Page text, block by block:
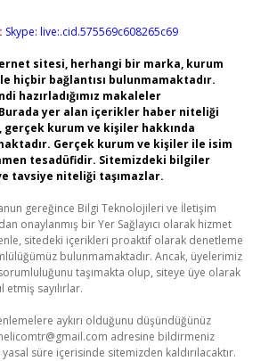
Skype: live:.cid.575569c608265c69
sitesi, herhangi bir marka, kurum
hiçbir bağlantısı bulunmamaktadır.
hazırladığımız makaleler
yer alan içerikler haber niteliği
gerçek kurum ve kişiler hakkında
Gerçek kurum ve kişiler ile isim
tesadüfidir. Sitemizdeki bilgiler
tavsiye niteliği taşımazlar.
gereğince Bilgi Teknolojileri ve İletişim
onaylanmış bir Yer Sağlayıcı olarak hizmet
sitedeki içerikleri proaktif olarak denetleme
bulunmamaktadır. Ancak, üyelerimiz
taşımakta olup, siteye üye olarak
sayılırlar.
aykırı olduğunu düşündüğünüz
adresine bildirmeniz
süre içerisinde sitemizden kaldırılacaktır.